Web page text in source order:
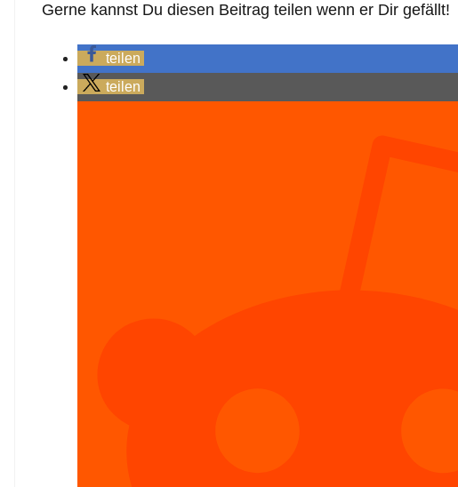
Gerne kannst Du diesen Beitrag teilen wenn er Dir gefällt!
teilen
teilen